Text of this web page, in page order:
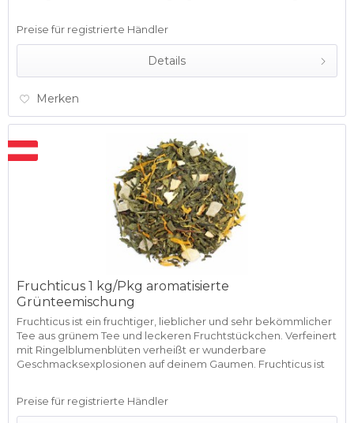
Preise für registrierte Händler
Details
Merken
Fruchticus 1 kg/Pkg aromatisierte
Grünteemischung
Fruchticus ist ein fruchtiger, lieblicher und sehr bekömmlicher
Tee aus grünem Tee und leckeren Fruchtstückchen. Verfeinert
mit Ringelblumenblüten verheißt er wunderbare
Geschmacksexplosionen auf deinem Gaumen. Fruchticus ist
Preise für registrierte Händler